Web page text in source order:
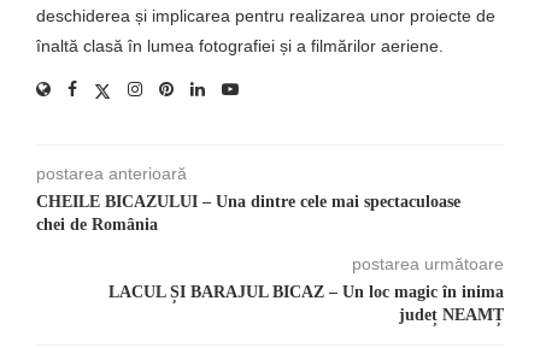
deschiderea și implicarea pentru realizarea unor proiecte de
înaltă clasă în lumea fotografiei și a filmărilor aeriene.
postarea anterioară
CHEILE BICAZULUI – Una dintre cele mai spectaculoase
chei de România
postarea următoare
LACUL ȘI BARAJUL BICAZ – Un loc magic în inima
județ NEAMȚ